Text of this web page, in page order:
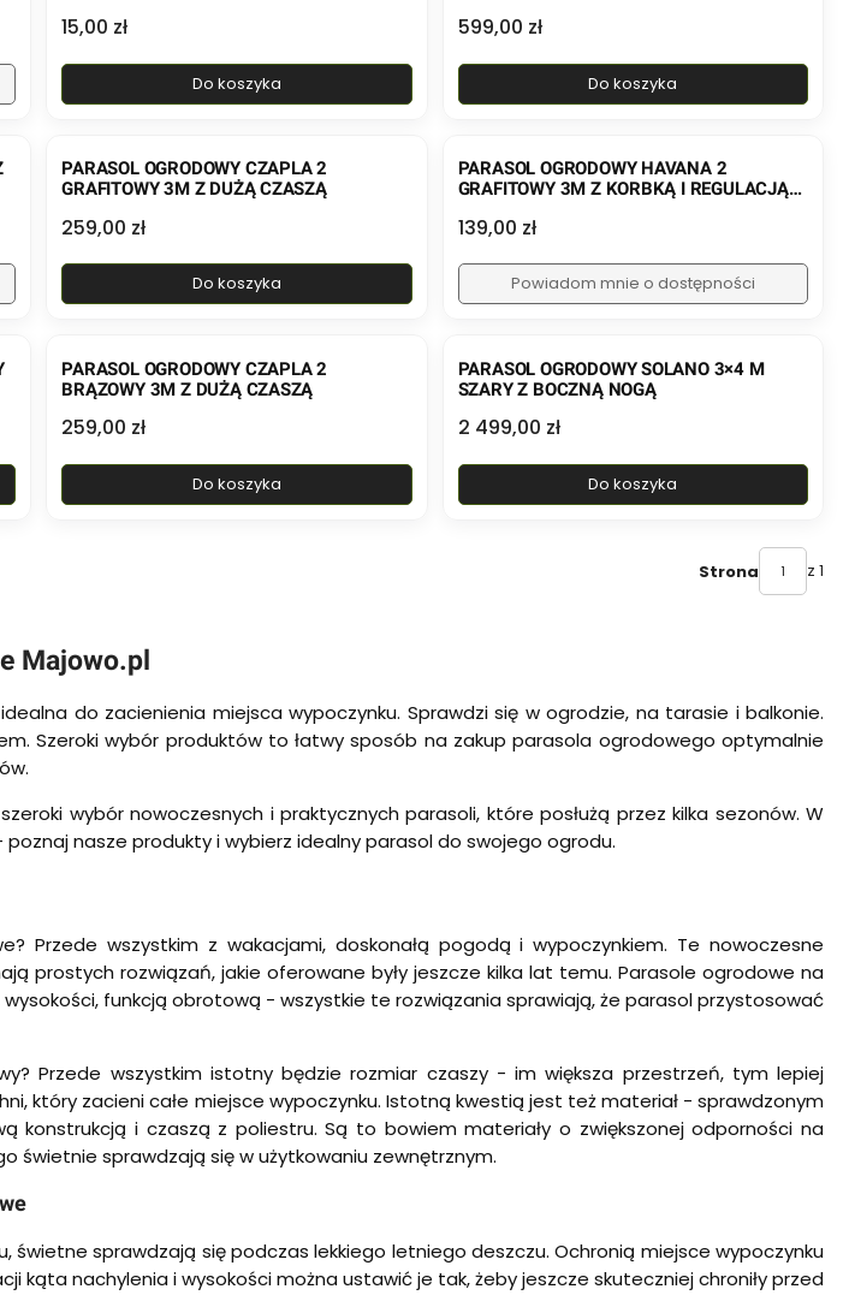
Cena
15,00 zł
Do koszyka
Cena
599,00 zł
Do koszyka
PARASOL OGRODOWY CZAPLA 2
GRAFITOWY 3M Z DUŻĄ CZASZĄ
Cena
259,00 zł
Do koszyka
PARASOL OGRODOWY HAVANA 2
GRAFITOWY 3M Z KORBKĄ I REGULACJĄ
Cena
139,00 zł
Powiadom mnie o dostępności
PARASOL OGRODOWY CZAPLA 2
BRĄZOWY 3M Z DUŻĄ CZASZĄ
Cena
259,00 zł
Do koszyka
PARASOL OGRODOWY SOLANO 3×4 M
SZARY Z BOCZNĄ NOGĄ
Cena
2 499,00 zł
Do koszyka
Strona z 1
Majowo.pl
do zacienienia miejsca wypoczynku. Sprawdzi się w ogrodzie, na tarasie i balkonie.
Szeroki wybór produktów to łatwy sposób na zakup parasola ogrodowego optymalnie
wybór nowoczesnych i praktycznych parasoli, które posłużą przez kilka sezonów. W
nasze produkty i wybierz idealny parasol do swojego ogrodu.
Przede wszystkim z wakacjami, doskonałą pogodą i wypoczynkiem. Te nowoczesne
prostych rozwiązań, jakie oferowane były jeszcze kilka lat temu. Parasole ogrodowe na
funkcją obrotową - wszystkie te rozwiązania sprawiają, że parasol przystosować
Przede wszystkim istotny będzie rozmiar czaszy - im większa przestrzeń, tym lepiej
który zacieni całe miejsce wypoczynku. Istotną kwestią jest też materiał - sprawdzonym
konstrukcją i czaszą z poliestru. Są to bowiem materiały o zwiększonej odporności na
świetnie sprawdzają się w użytkowaniu zewnętrznym.
świetne sprawdzają się podczas lekkiego letniego deszczu. Ochronią miejsce wypoczynku
kąta nachylenia i wysokości można ustawić je tak, żeby jeszcze skuteczniej chroniły przed